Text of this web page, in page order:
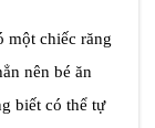
một chiếc răng
nên bé ăn
biết có thể tự